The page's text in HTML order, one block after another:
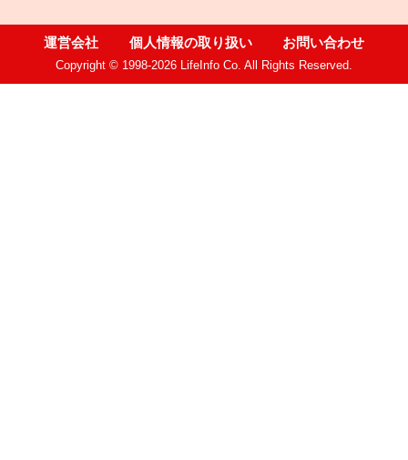
運営会社 個人情報の取り扱い お問い合わせ
Copyright © 1998-2026 LifeInfo Co. All Rights Reserved.